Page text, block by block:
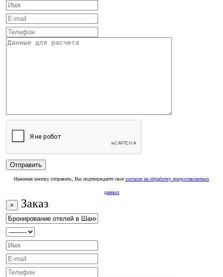
Нажимая кнопку отправить, Вы подтверждаете свое согласие на обработку предоставляемых
данных
× Заказ